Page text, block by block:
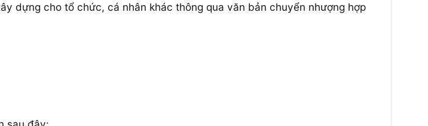
dựng cho tổ chức, cá nhân khác thông qua văn bản chuyển nhượng hợp